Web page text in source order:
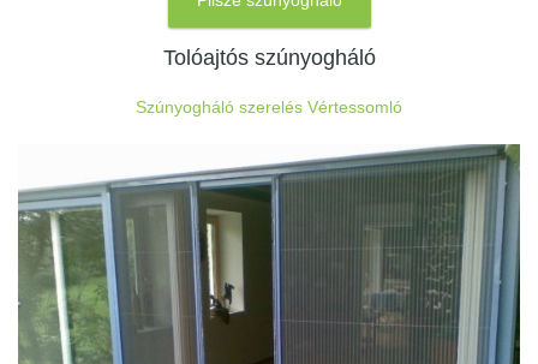
Tolóajtós szúnyogháló
Szúnyogháló szerelés Vértessomló